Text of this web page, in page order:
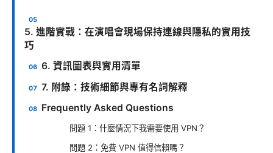
5. 進階實戰：在演唱會現場保持連線與隱私的實用技
巧
6. 資訊圖表與實用清單
7. 附錄：技術細節與專有名詞解釋
Frequently Asked Questions
問題 1：什麼情況下我需要使用 VPN？
問題 2：免費 VPN 值得信賴嗎？